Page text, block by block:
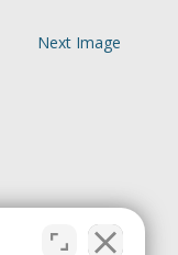
Next Image